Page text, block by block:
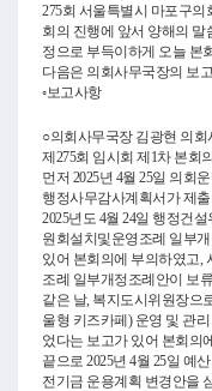
275회 서울특별시 마포구
회의 진행에 앞서 양해의
정으로 부득이하게 오늘 본
다음은 의회사무국장의 보
◦보고사항
○의회사무국장 김광현 의
제275회 임시회 제1차 본회
먼저 2025년 4월 25일 의회
행정사무감사계획서가 제
2025년도 4월 24일 행정건
원회설치및운영조례 일부
있어 본회의에 부의하였고,
조례 일부개정조례안이 보
같은 날, 복지도시위원장으
울형 키즈카페) 운영 및 관
었다는 보고가 있어 본회의
끝으로 2025년 4월 25일 예
전기금 운용계획 변경안을